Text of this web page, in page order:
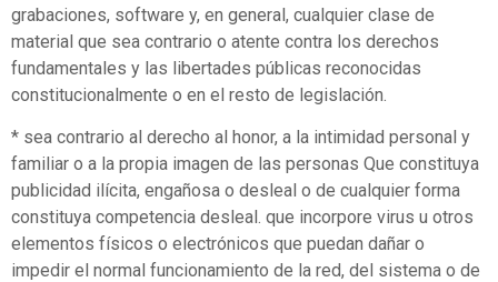
grabaciones, software y, en general, cualquier clase de
material que sea contrario o atente contra los derechos
fundamentales y las libertades públicas reconocidas
constitucionalmente o en el resto de legislación.
* sea contrario al derecho al honor, a la intimidad personal y
familiar o a la propia imagen de las personas Que constituya
publicidad ilícita, engañosa o desleal o de cualquier forma
constituya competencia desleal. que incorpore virus u otros
elementos físicos o electrónicos que puedan dañar o
impedir el normal funcionamiento de la red, del sistema o de